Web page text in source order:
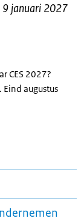
januari 2027
CES 2027?
augustus